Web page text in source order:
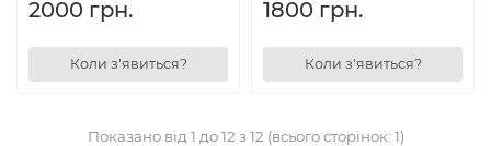
2000 грн.
Коли з'явиться?
1800 грн.
Коли з'явиться?
Показано від 1 до 12 з 12 (всього сторінок: 1)